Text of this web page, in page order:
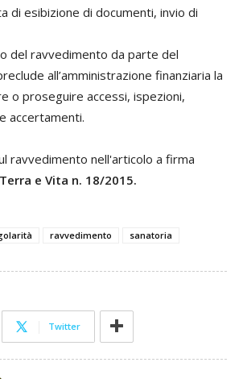
di esibizione di documenti, invio di
del ravvedimento da parte del
all’amministrazione finanziaria la
o proseguire accessi, ispezioni,
accertamenti.
ravvedimento nell'articolo a firma
Terra e Vita n. 18/2015.
ravvedimento sanatoria
Twitter